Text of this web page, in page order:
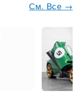
См. Все →